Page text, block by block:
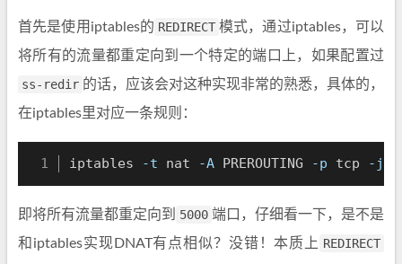
首先是使用iptables的 REDIRECT 模式，通过iptables，可以
将所有的流量都重定向到一个特定的端口上，如果配置过
ss-redir 的话，应该会对这种实现非常的熟悉，具体的，
在iptables里对应一条规则：
iptables -t nat -A PREROUTING -p tcp -j
即将所有流量都重定向到 5000 端口，仔细看一下，是不是
和iptables实现DNAT有点相似？没错！本质上 REDIRECT